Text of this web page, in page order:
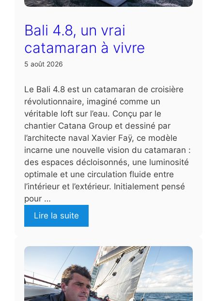
Bali 4.8, un vrai
catamaran à vivre
5 août 2026
Le Bali 4.8 est un catamaran de croisière
révolutionnaire, imaginé comme un
véritable loft sur l’eau. Conçu par le
chantier Catana Group et dessiné par
l’architecte naval Xavier Faÿ, ce modèle
incarne une nouvelle vision du catamaran :
des espaces décloisonnés, une luminosité
optimale et une circulation fluide entre
l’intérieur et l’extérieur. Initialement pensé
pour …
Lire la suite